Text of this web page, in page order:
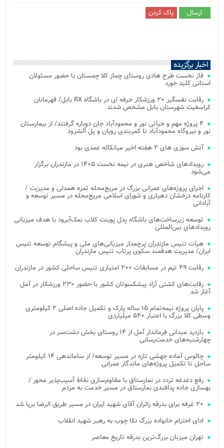
اخبار برگزیده
فاز نخست طرح هادی روستای چماز کلا چمستان با حضور مسئولان
استانی کلید خورد
رقابت نفسگیر ۲۰ ورزشکار حرفه ای در باشگاه RX بابل/ قهرمانان
کراسفیت شهرستان بابل مشخص شدند
۴ پروژه مهم و حیاتی نور و محمودآباد جان دوباره گرفتند/ از بیمارستان
نور و نیروگاه محمودآباد تا کمربندی رویان و پل آلشرود
آتش‌ سوزی‌ های ۲ هفته اخیر میانکاله عمدی بود
رویدادهای شاخص هنری در نیمه نخست ۱۴۰۵ در مازندران برگزار
می‌شود
اجرای پروژه‌های عمرانی بزرگ در مریج‌محله ثمره همدلی و مدیریت /
کارنامه درخشان دهیاری و شورای اسلامی مریج‌محله در مسیر توسعه و
آبادانی
توسعه زیرساخت‌های باشگاه پدل پوینت کلاب نمک‌آبرود با هدف میزبانی
رویدادهای بین‌المللی
هیات تنیس مازندران پرچمدار میزبانی‌های ملی و پیشگام توسعه تنیس
ایران/ مدیریت هدفمند سکوی پرتاب تنیس مازندران
رقابت ۴۹ تیم در مسابقات ۲۰۰ امتیازی تنیس ساحلی کشور در مازندران
رقابت‌های کشتی آزاد پیشکسوتان کشور با حضور ۲۳۰ ورزشکار در آمل
آغاز شد
پایان پروژه نیمه‌تمام ۱۵ ساله پارک و تکمیل جاده اصلی ۲ کیلومتری
وسطی کلا بزرگ با اعتبار ۵۴۰ میلیاردی
بازدید میدانی فرماندار آمل از ۱۴ روستای بخش دشت‌سر در
چهارشنبه‌های خدمت‌رسانی
چالوس آماده جهشی تازه در مسیر توسعه/ از ساماندهی ۱۴ کیلومتر
ساحل تا تکمیل پروژه‌های ماندگار عمرانی
رفع دغدغه تردد در نمارستاق با مقاوم‌سازی نقاط آسیب‌پذیر محور /
بهسازی جاده پدافندی نمارستاق در مسیر خدمت به مردم
۲۰ غرفه برای بدرقه زائران آقای شهید ایران در مسیر طریق الرضا برپا شد
ادای احترام خانواده بزرگ نکا چوب به رهبر شهید انقلاب
تهران میزبان بزرگ‌ترین بدرقه تاریخ معاصر